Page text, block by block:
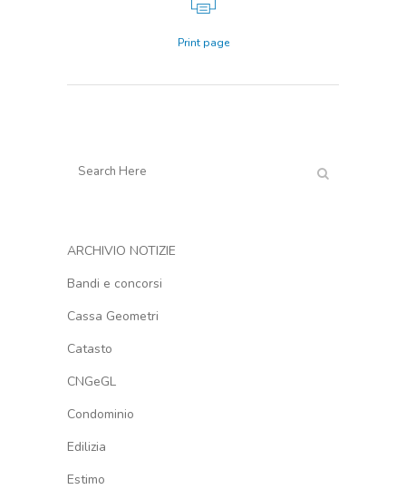
Print page
ARCHIVIO NOTIZIE
Bandi e concorsi
Cassa Geometri
Catasto
CNGeGL
Condominio
Edilizia
Estimo